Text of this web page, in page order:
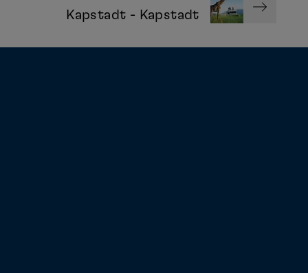
Kapstadt - Kapstadt